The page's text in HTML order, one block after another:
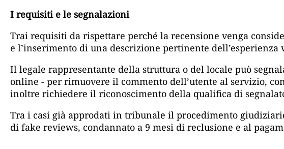
I requisiti e le segnalazioni
Trai requisiti da rispettare perché la recensione venga
e l’inserimento di una descrizione pertinente dell’esperienza
Il legale rappresentante della struttura o del locale può
online - per rimuovere il commento dell’utente al servizio,
inoltre richiedere il riconoscimento della qualifica di
Tra i casi già approdati in tribunale il procedimento
di fake reviews, condannato a 9 mesi di reclusione e al